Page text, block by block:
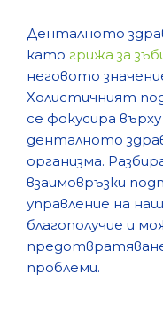
КОНТАКТИ
Денталното
като грижа за
неговото
Холистичният
се фокусира
денталното
организма.
взаимовръзки
управление на
благополучие и
проблеми.